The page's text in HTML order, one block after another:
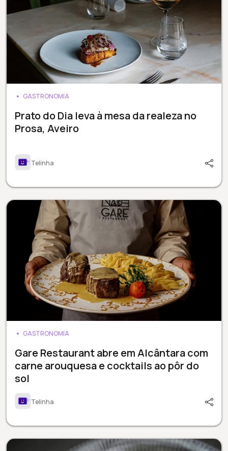
GASTRONOMIA
Prato do Dia leva à mesa da realeza no
Prosa, Aveiro
Telinha
GASTRONOMIA
Gare Restaurant abre em Alcântara com
carne arouquesa e cocktails ao pôr do
sol
Telinha